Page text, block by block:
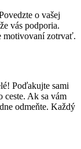
o vašej
vás podporia.
motivovaní zotrvať.
Poďakujte sami
ceste. Ak sa vám
odmeňte. Každý